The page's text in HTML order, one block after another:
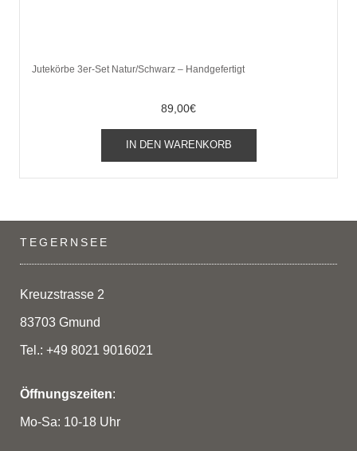
Jutekörbe 3er-Set Natur/Schwarz – Handgefertigt
89,00€
IN DEN WARENKORB
TEGERNSEE
Kreuzstrasse 2
83703 Gmund
Tel.: +49 8021 9016021
Öffnungszeiten:
Mo-Sa: 10-18 Uhr